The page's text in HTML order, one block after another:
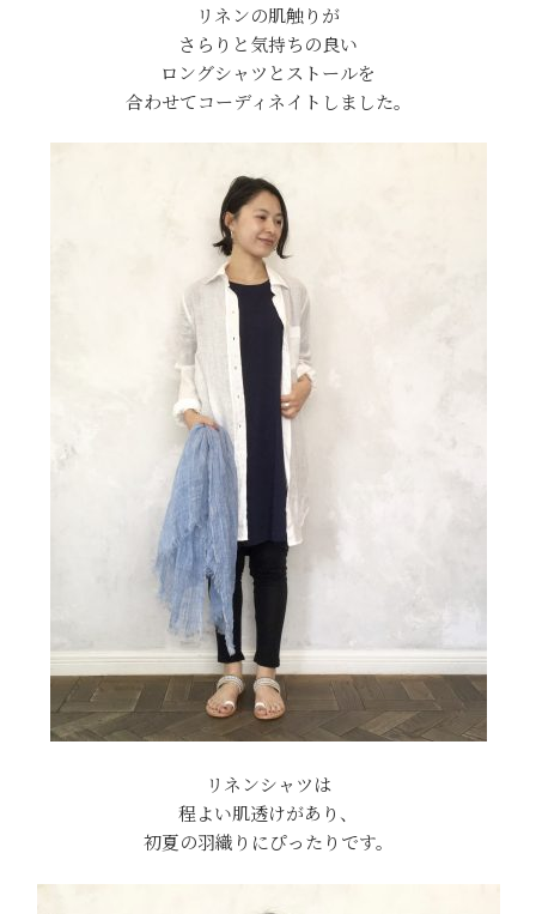
リネンの肌触りが
さらりと気持ちの良い
ロングシャツとストールを
合わせてコーディネイトしました。
リネンシャツは
程よい肌透けがあり、
初夏の羽織りにぴったりです。